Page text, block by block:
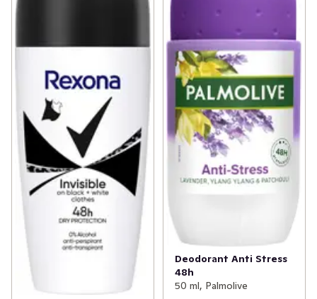
Deodorant Anti Stress
48h
50 ml, Palmolive